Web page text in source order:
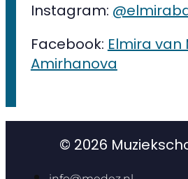
Instagram:
Facebook: Elmira van
Amirhanova
© 2026